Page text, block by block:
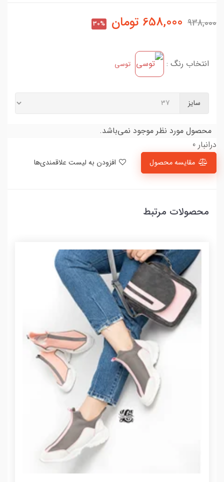
938,000
658,000 تومان 30%
انتخاب رنگ : توسی
سایز
محصول مورد نظر موجود نمی‌باشد.
درانبار 0
مقایسه محصول
محصولات مرتبط